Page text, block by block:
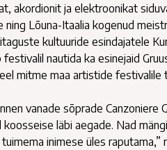
akordionit ja elektroonikat
Lõuna-Itaalia kogenud
kultuuride esindajatele
festivalil nautida ka esinejaid
mitme maa artistide festivalile
vanade sõprade Canzoniere
läbi aegade. Nad
inimese üles